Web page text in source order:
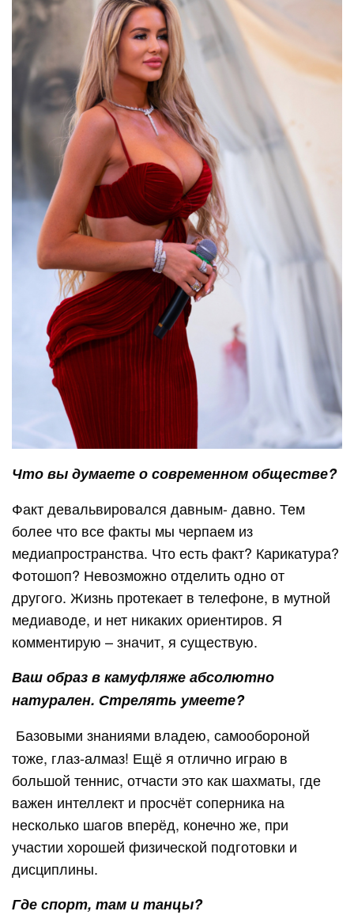
Что вы думаете о современном обществе?
Факт девальвировался давным- давно. Тем
более что все факты мы черпаем из
медиапространства. Что есть факт? Карикатура?
Фотошоп? Невозможно отделить одно от
другого. Жизнь протекает в телефоне, в мутной
медиаводе, и нет никаких ориентиров. Я
комментирую – значит, я существую.
Ваш образ в камуфляже абсолютно
натурален. Стрелять умеете?
Базовыми знаниями владею, самообороной
тоже, глаз-алмаз! Ещё я отлично играю в
большой теннис, отчасти это как шахматы, где
важен интеллект и просчёт соперника на
несколько шагов вперёд, конечно же, при
участии хорошей физической подготовки и
дисциплины.
Где спорт, там и танцы?